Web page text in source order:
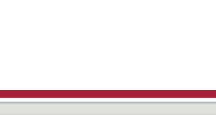
stem cells o severe